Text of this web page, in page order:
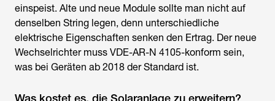
einspeist. Alte und neue Module sollte man nicht auf
denselben String legen, denn unterschiedliche
elektrische Eigenschaften senken den Ertrag. Der neue
Wechselrichter muss VDE-AR-N 4105-konform sein,
was bei Geräten ab 2018 der Standard ist.
Was kostet es, die Solaranlage zu erweitern?